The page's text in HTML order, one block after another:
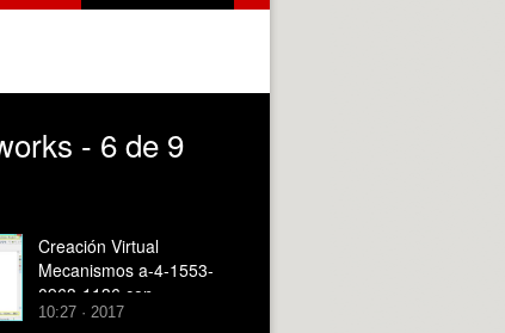
- 6 de 9
Creación Virtual
Mecanismos a-4-1553-
0963-1136 con
Solidworks - 4 de 9
10:27 · 2017